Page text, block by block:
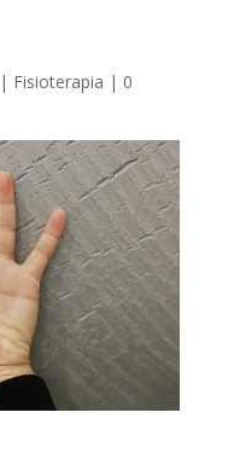
| Fisioterapia | 0